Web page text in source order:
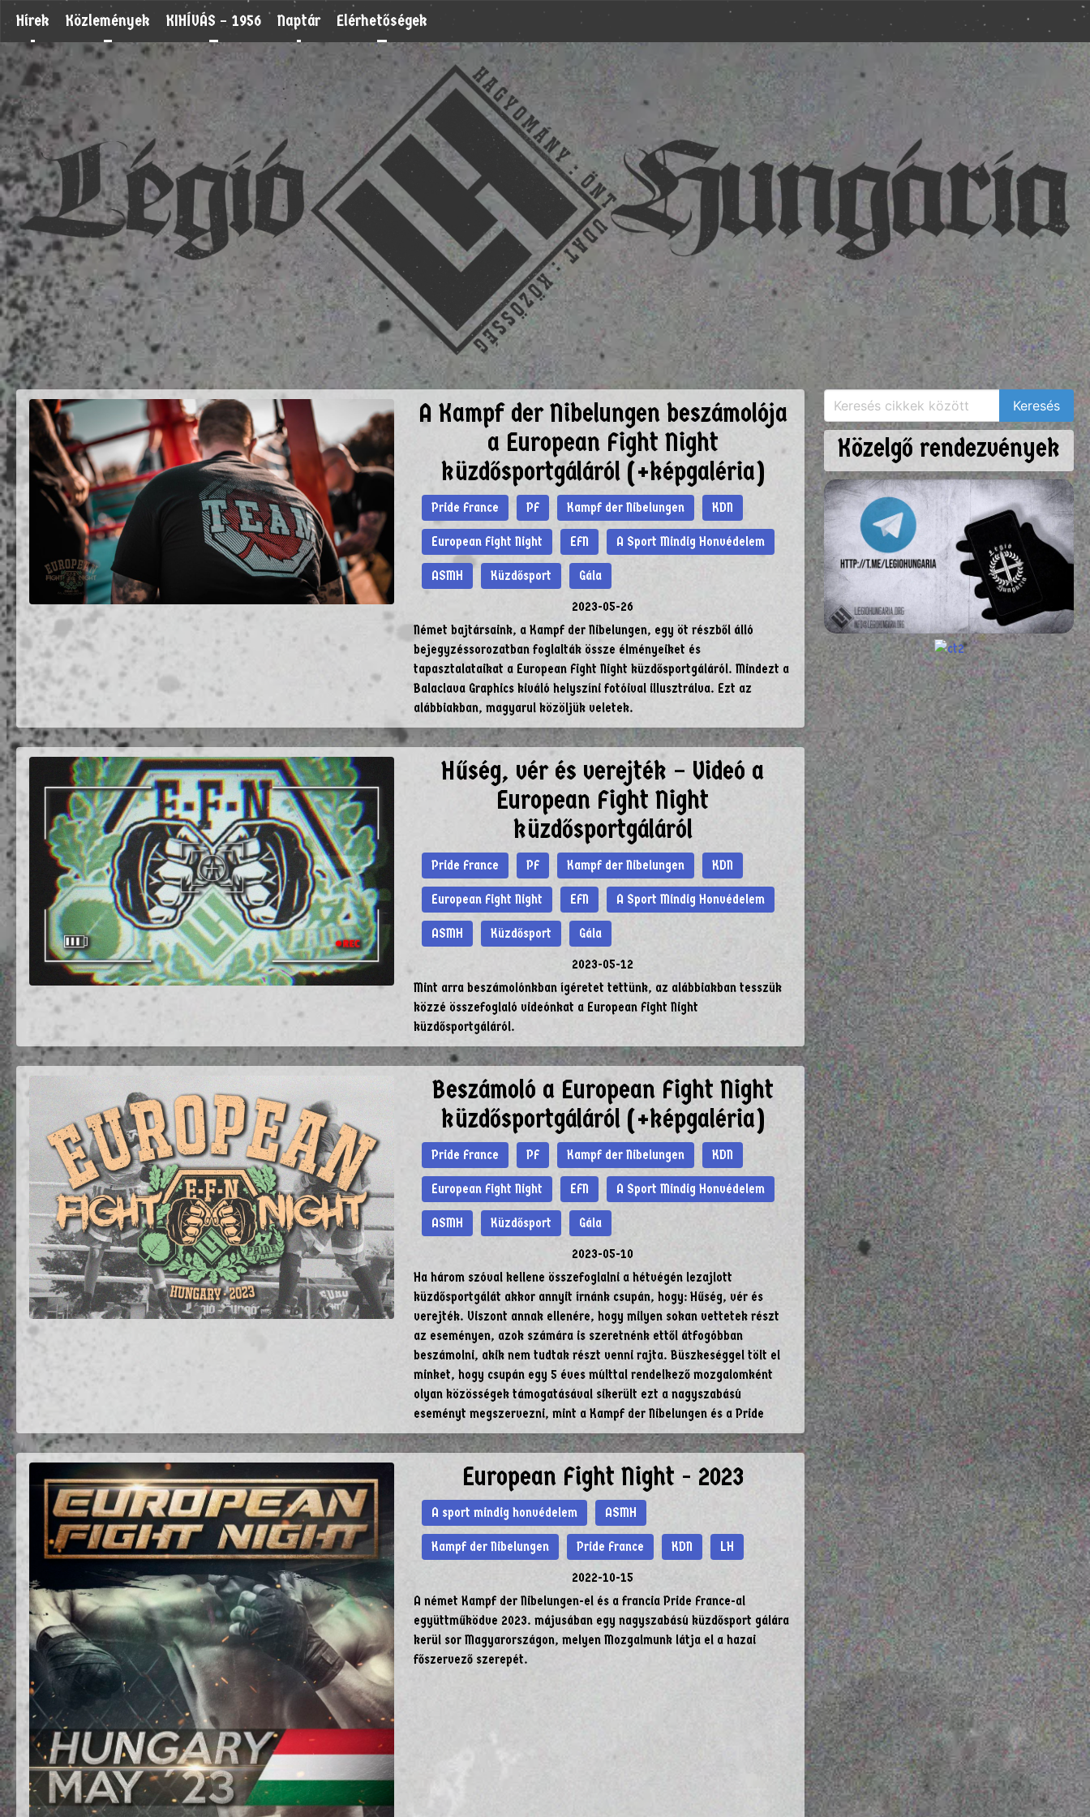
Hírek Közlemények KIHÍVÁS – 1956 Naptár Elérhetőségek
A Kampf der Nibelungen beszámolója
a European Fight Night
küzdősportgáláról (+képgaléria)
Pride France PF Kampf der Nibelungen KDN
European Fight Night EFN A Sport Mindig Honvédelem
ASMH Küzdősport
Gála
2023-05-26
Német bajtársaink, a Kampf der Nibelungen, egy öt részből álló
bejegyzéssorozatban foglalták össze élményeiket és
tapasztalataikat a European Fight Night küzdősportgáláról. Mindezt a
Balaclava Graphics kiváló helyszíni fotóival illusztrálva. Ezt az
alábbiakban, magyarul közöljük veletek.
Hűség, vér és verejték – Videó a
European Fight Night
küzdősportgáláról
Pride France PF Kampf der Nibelungen KDN
European Fight Night EFN A Sport Mindig Honvédelem
ASMH Küzdősport
Gála
2023-05-12
Mint arra beszámolónkban ígéretet tettünk, az alábbiakban tesszük
közzé összefoglaló videónkat a European Fight Night
küzdősportgáláról.
Beszámoló a European Fight Night
küzdősportgáláról (+képgaléria)
Pride France PF Kampf der Nibelungen KDN
European Fight Night EFN A Sport Mindig Honvédelem
ASMH Küzdősport
Gála
2023-05-10
Ha három szóval kellene összefoglalni a hétvégén lezajlott
küzdősportgálát akkor annyit írnánk csupán, hogy: Hűség, vér és
verejték. Viszont annak ellenére, hogy milyen sokan vettetek részt
az eseményen, azok számára is szeretnénk ettől átfogóbban
beszámolni, akik nem tudtak részt venni rajta. Büszkeséggel tölt el
minket, hogy csupán egy 5 éves múlttal rendelkező mozgalomként
olyan közösségek támogatásával sikerült ezt a nagyszabású
eseményt megszervezni, mint a Kampf der Nibelungen és a Pride
European Fight Night - 2023
A sport mindig honvédelem ASMH
Kampf der Nibelungen Pride France KDN
LH
2022-10-15
A német Kampf der Nibelungen-el és a francia Pride France-al
együttműködve 2023. májusában egy nagyszabású küzdősport gálára
kerül sor Magyarországon, melyen Mozgalmunk látja el a hazai
főszervező szerepét.
Közelgő rendezvények